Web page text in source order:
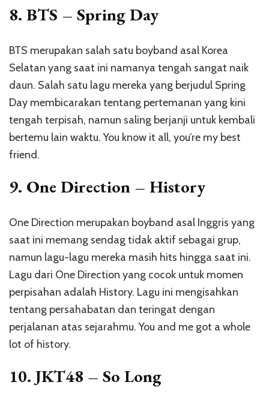
8. BTS – Spring Day
BTS merupakan salah satu boyband asal Korea
Selatan yang saat ini namanya tengah sangat naik
daun. Salah satu lagu mereka yang berjudul Spring
Day membicarakan tentang pertemanan yang kini
tengah terpisah, namun saling berjanji untuk kembali
bertemu lain waktu. You know it all, you’re my best
friend.
9. One Direction – History
One Direction merupakan boyband asal Inggris yang
saat ini memang sendag tidak aktif sebagai grup,
namun lagu-lagu mereka masih hits hingga saat ini.
Lagu dari One Direction yang cocok untuk momen
perpisahan adalah History. Lagu ini mengisahkan
tentang persahabatan dan teringat dengan
perjalanan atas sejarahmu. You and me got a whole
lot of history.
10. JKT48 – So Long